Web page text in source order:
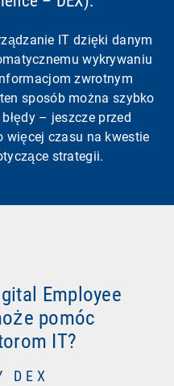
IT dzięki danym
wykrywaniu
zwrotnym
sposób można szybko
– jeszcze przed
więcej czasu na kwestie
strategii.
Employee
pomóc
IT?
DEX